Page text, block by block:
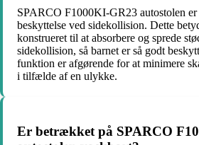
SPARCO F1000KI-GR23 autostolen er
beskyttelse ved sidekollision. Dette
konstrueret til at absorbere og sprede
sidekollision, så barnet er så godt
funktion er afgørende for at minimere
i tilfælde af en ulykke.
Er betrækket på SPARCO